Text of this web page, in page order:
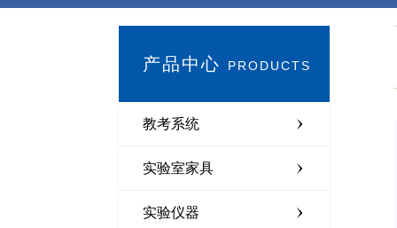
产品中心 PRODUCTS
教考系统
实验室家具
实验仪器